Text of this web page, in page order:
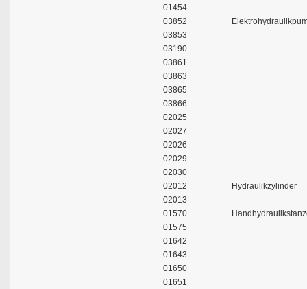
01454
03852
03853
03190
03861
03863
03865
03866
02025
02027
02026
02029
02030
02012
Hydraulikzylinder
02013
01570
01575
01642
01643
01650
01651